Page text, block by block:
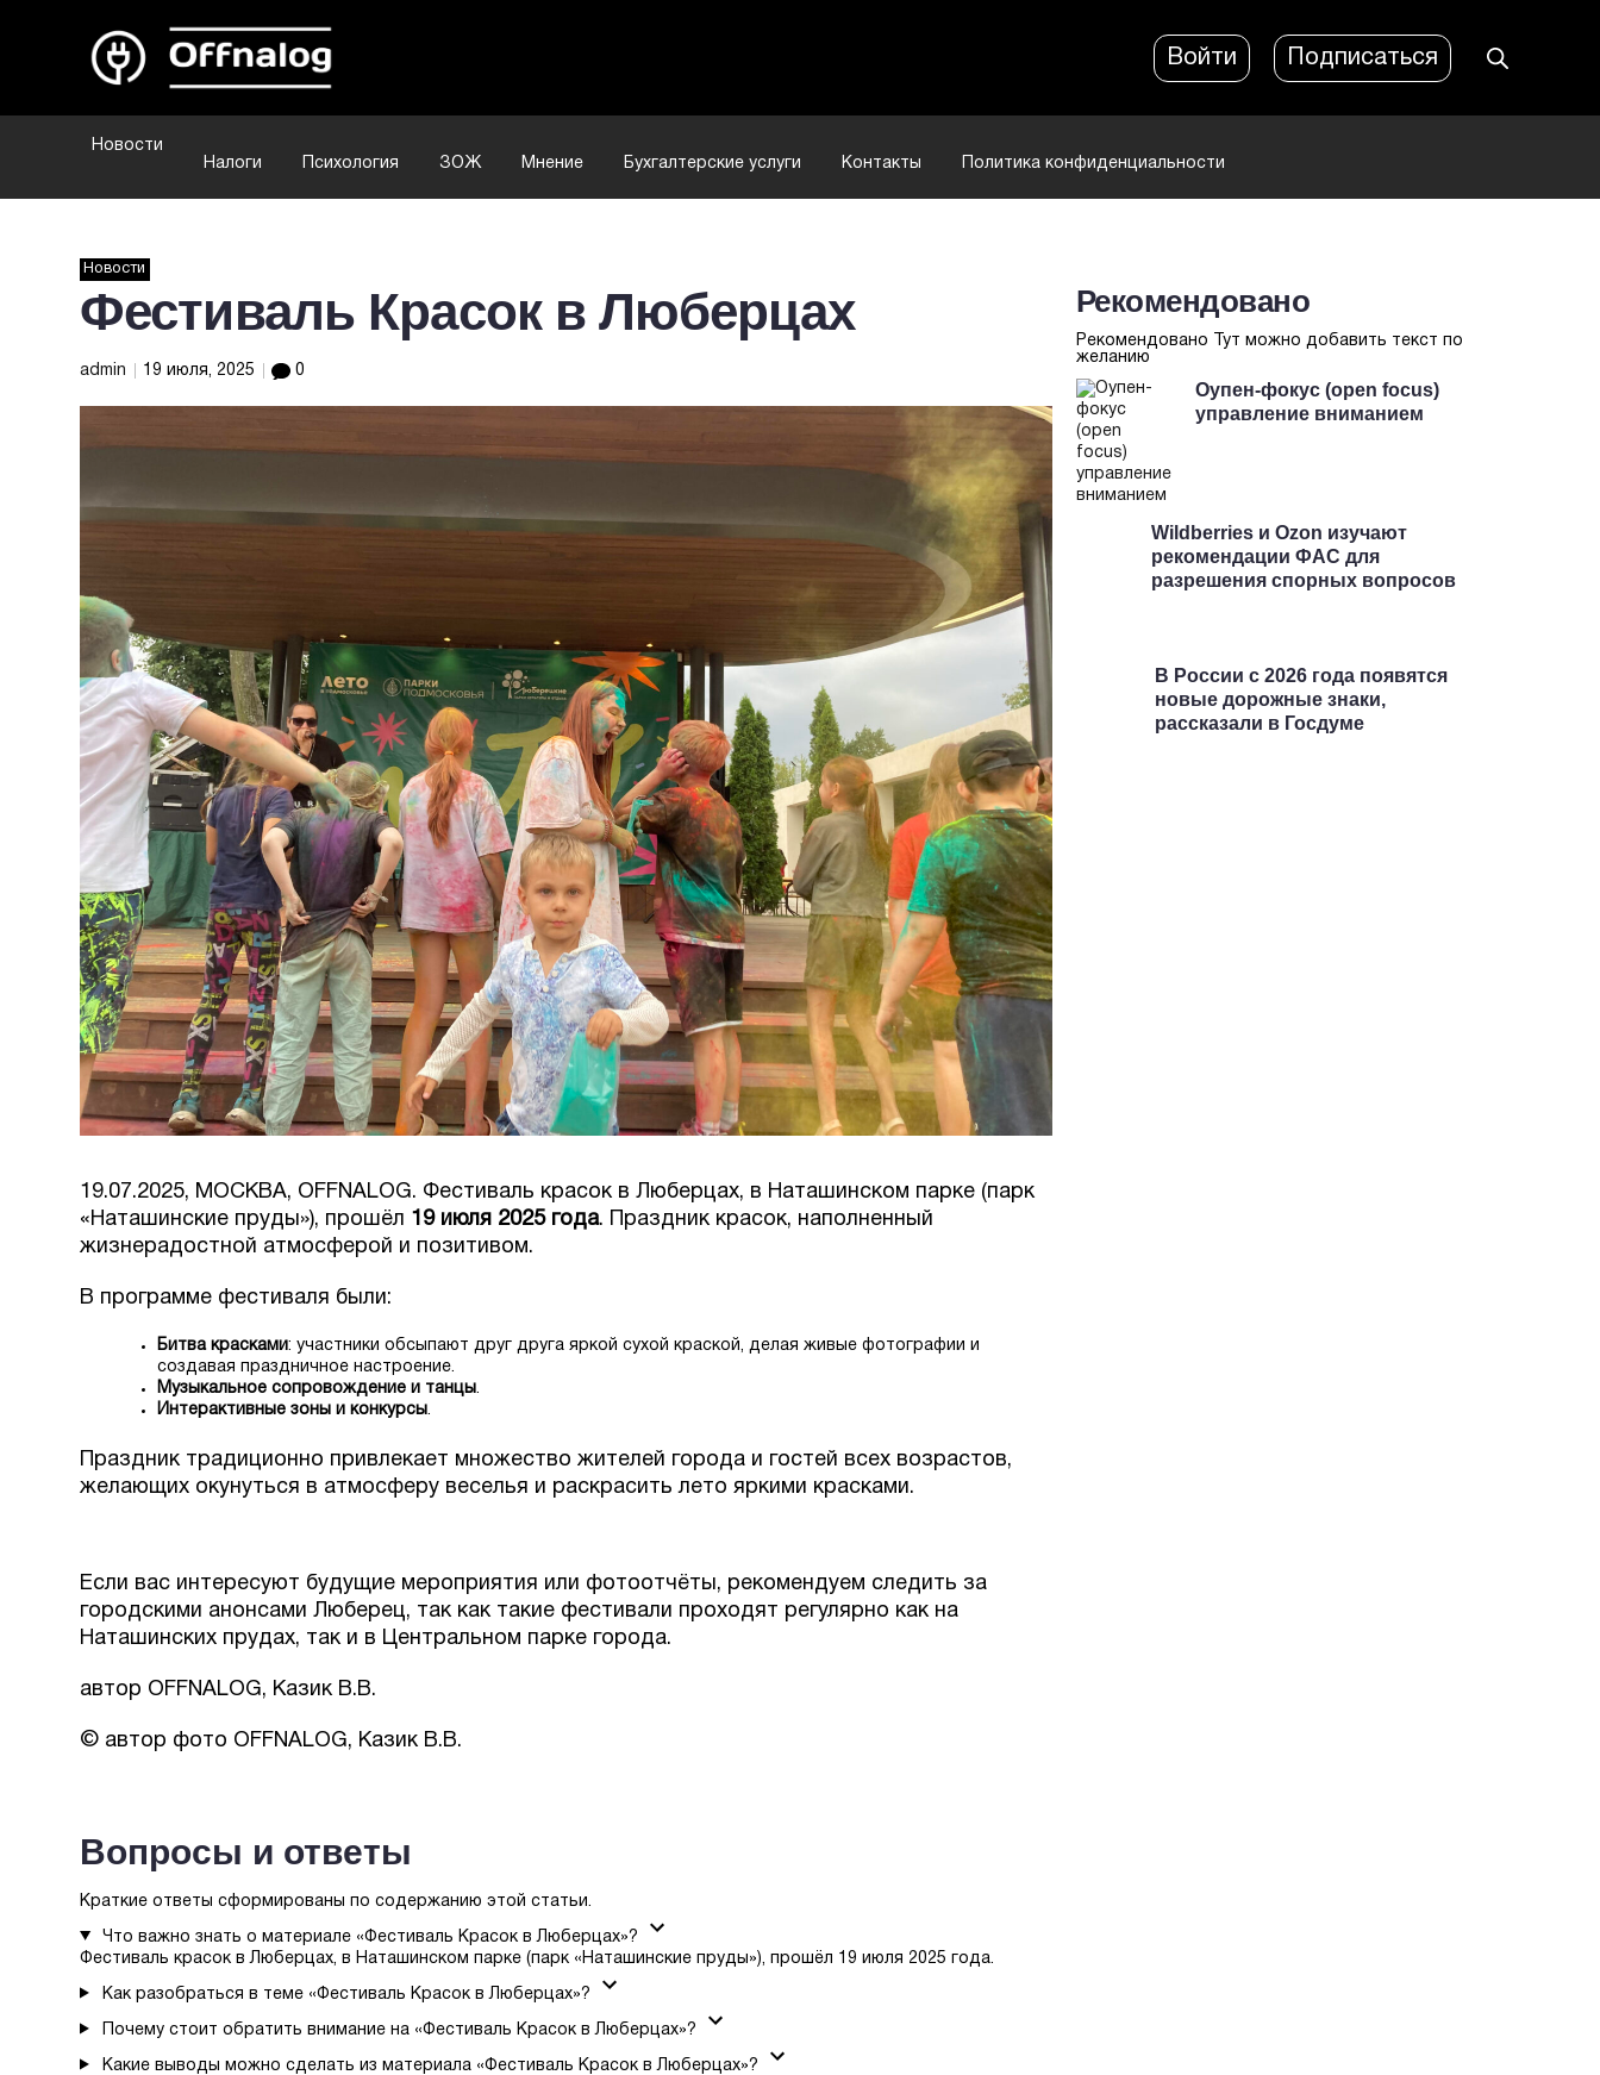
Войти Подписаться
Новости
Налоги
Психология ЗОЖ Мнение Бухгалтерские услуги Контакты Политика конфиденциальности
Новости
Фестиваль Красок в Люберцах
admin 19 июля, 2025 0
19.07.2025, МОСКВА, OFFNALOG. Фестиваль красок в Люберцах, в Наташинском парке (парк
«Наташинские пруды»), прошёл 19 июля 2025 года. Праздник красок, наполненный
жизнерадостной атмосферой и позитивом.
В программе фестиваля были:
Битва красками: участники обсыпают друг друга яркой сухой краской, делая живые фотографии и
создавая праздничное настроение.
Музыкальное сопровождение и танцы
Интерактивные зоны и конкурсы
Праздник традиционно привлекает множество жителей города и гостей всех возрастов,
желающих окунуться в атмосферу веселья и раскрасить лето яркими красками.
Если вас интересуют будущие мероприятия или фотоотчёты, рекомендуем следить за
городскими анонсами Люберец, так как такие фестивали проходят регулярно как на
Наташинских прудах, так и в Центральном парке города.
автор OFFNALOG, Казик В.В.
© автор фото OFFNALOG, Казик В.В.
Вопросы и ответы
Краткие ответы сформированы по содержанию этой статьи.
Что важно знать о материале «Фестиваль Красок в Люберцах»?
Фестиваль красок в Люберцах, в Наташинском парке (парк «Наташинские пруды»), прошёл 19 июля 2025 года.
Как разобраться в теме «Фестиваль Красок в Люберцах»?
Почему стоит обратить внимание на «Фестиваль Красок в Люберцах»?
Какие выводы можно сделать из материала «Фестиваль Красок в Люберцах»?
Рекомендовано
Рекомендовано Тут можно добавить текст по
желанию
Оупен-фокус (open focus)
управление вниманием
Wildberries и Ozon изучают
рекомендации ФАС для
разрешения спорных вопросов
В России с 2026 года появятся
новые дорожные знаки,
рассказали в Госдуме